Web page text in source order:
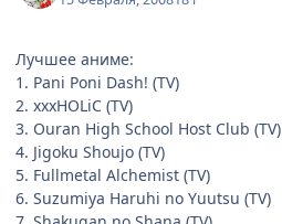
Лучшее аниме:
1. Pani Poni Dash! (TV)
2. xxxHOLiC (TV)
3. Ouran High School Host Club (TV)
4. Jigoku Shoujo (TV)
5. Fullmetal Alchemist (TV)
6. Suzumiya Haruhi no Yuutsu (TV)